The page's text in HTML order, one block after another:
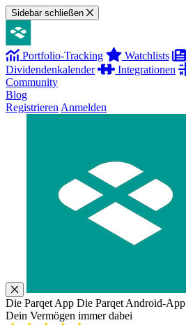
Sidebar schließen
Portfolio-Tracking Watchlists
Dividendenkalender
Integrationen
Community
Blog
Registrieren Anmelden
Die Parqet App Die Parqet Android-App
Dein Vermögen immer dabei